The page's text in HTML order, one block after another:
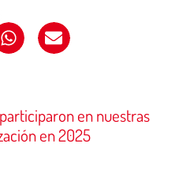
en nuestras
en 2025